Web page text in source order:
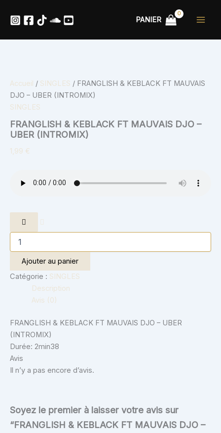
PANIER
Accueil / SINGLES / FRANGLISH & KEBLACK FT MAUVAIS
DJO – UBER (INTROMIX)
SINGLES
FRANGLISH & KEBLACK FT MAUVAIS DJO –
UBER (INTROMIX)
1,99 €
de
FRANGLISH
-
UBER
(INTROMIX)
Ajouter au panier
Catégorie : SINGLES
Description
Avis (0)
FRANGLISH & KEBLACK FT MAUVAIS DJO – UBER
(INTROMIX)
Durée: 2min38
Avis
Il n’y a pas encore d’avis.
Soyez le premier à laisser votre avis sur
“FRANGLISH & KEBLACK FT MAUVAIS DJO –